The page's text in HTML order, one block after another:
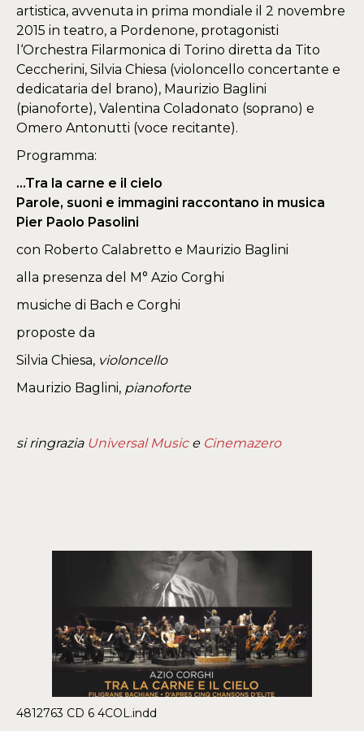
artistica, avvenuta in prima mondiale il 2 novembre
2015 in teatro, a Pordenone, protagonisti
l‘Orchestra Filarmonica di Torino diretta da Tito
Ceccherini, Silvia Chiesa (violoncello concertante e
dedicataria del brano), Maurizio Baglini
(pianoforte), Valentina Coladonato (soprano) e
Omero Antonutti (voce recitante).
Programma:
…Tra la carne e il cielo
Parole, suoni e immagini raccontano in musica
Pier Paolo Pasolini
con Roberto Calabretto e Maurizio Baglini
alla presenza del M° Azio Corghi
musiche di Bach e Corghi
proposte da
Silvia Chiesa, violoncello
Maurizio Baglini, pianoforte
si ringrazia Universal Musice Cinemazero
4812763 CD 6 4COL.indd